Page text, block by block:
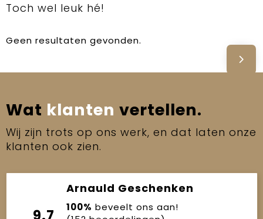
Toch wel leuk hé!
Geen resultaten gevonden.
Wat klanten vertellen.
Wij zijn trots op ons werk, en dat laten onze
klanten ook zien.
Arnauld Geschenken
100% beveelt ons aan!